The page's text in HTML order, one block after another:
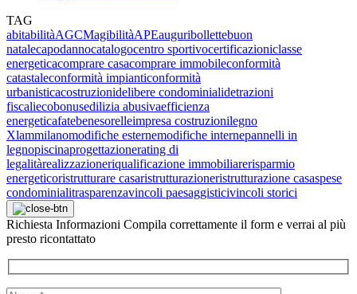
TAG
abitabilitàAGCMagibilitàAPEauguribollettebuon
natalecapodannocatalogocentro sportivocertificazioniclasse
energeticacomprare casacomprare immobileconformità
catastaleconformità impianticonformità
urbanisticacostruzionidelibere condominialidetrazioni
fiscaliecobonusedilizia abusivaefficienza
energeticafatebenesorelleimpresa costruzionilegno
Xlammilanomodifiche esternemodifiche internepannelli in
legnopiscinaprogettazionerating di
legalitàrealizzazioneriqualificazione immobiliarerisparmio
energeticoristrutturare casaristrutturazioneristrutturazione casaspese
condominialitrasparenzavincoli paesaggisticivincoli storici
Richiesta Informazioni Compila correttamente il form e verrai al più
presto ricontattato